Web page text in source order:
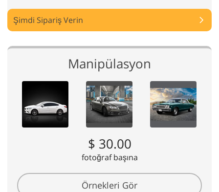
Şimdi Sipariş Verin
Manipülasyon
$ 30.00
fotoğraf başına
Örnekleri Gör